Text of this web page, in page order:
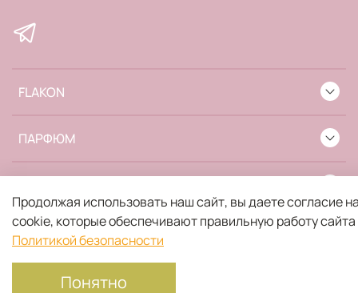
FLAKON
ПАРФЮМ
Продолжая использовать наш сайт, вы даете согласие
cookie, которые обеспечивают правильную работу
Политикой безопасности
Понятно